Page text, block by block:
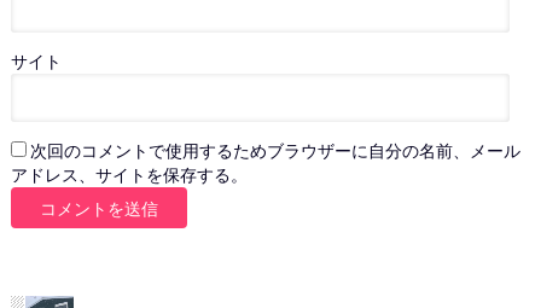
サイト
次回のコメントで使用するためブラウザーに自分の名前、メール
アドレス、サイトを保存する。